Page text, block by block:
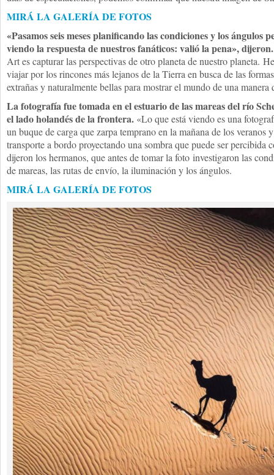
MIRÁ LA GALERÍA DE FOTOS
«Pasamos seis meses planificando las condiciones y los ángulos
viendo la respuesta de nuestros fanáticos: valió la pena», dijeron.
Art es capturar las perspectivas de otro planeta de nuestro planeta.
viajar por los rincones más lejanos de la Tierra en busca de las
extrañas y naturalmente bellas para mostrar el mundo de una
La fotografía fue tomada en el estuario de las mareas del río
el lado holandés de la frontera. «Lo que está viendo es una
un buque de carga que zarpa temprano en la mañana de los veranos
transporte a bordo proyectando una sombra que puede ser percibida
dijeron los hermanos, que antes de tomar la foto investigaron las
de mareas, las rutas de envío, la iluminación y los ángulos.
MIRÁ LA GALERÍA DE FOTOS